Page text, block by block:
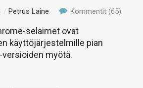
/Petrus Laine Kommentit (65)
selaimet ovat
käyttöjärjestelmille pian
myötä.